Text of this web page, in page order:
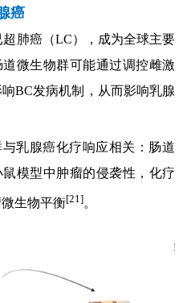
癌
肺癌（LC），成为全球主要
微生物群可能通过调控雌激
BC发病机制，从而影响乳腺
与乳腺癌化疗响应相关：肠道
模型中肿瘤的侵袭性，化疗
生物平衡[21]。